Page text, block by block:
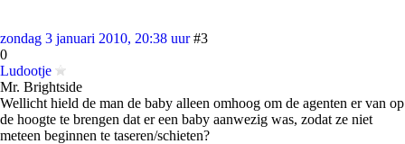
zondag 3 januari 2010, 20:38 uur #3
0
Ludootje
Mr. Brightside
Wellicht hield de man de baby alleen omhoog om de agenten er van op
de hoogte te brengen dat er een baby aanwezig was, zodat ze niet
meteen beginnen te taseren/schieten?